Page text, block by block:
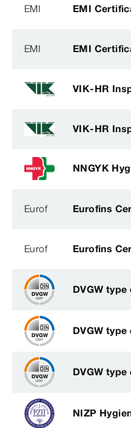
EMI EMI
EMI EMI
VIK-HR
VIK-HR
NNGYK
Eurof Eurofins
Eurof Eurofins
DVGW
DVGW
DVGW
NIZP